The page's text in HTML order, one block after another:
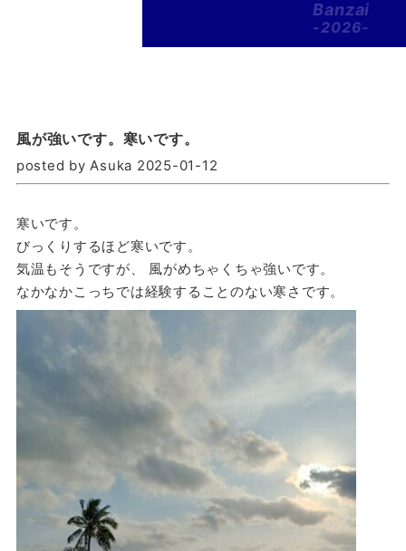
Banzai
-2026-
風が強いです。寒いです。
posted by Asuka 2025-01-12
寒いです。
びっくりするほど寒いです。
気温もそうですが、 風がめちゃくちゃ強いです。
なかなかこっちでは経験することのない寒さです。